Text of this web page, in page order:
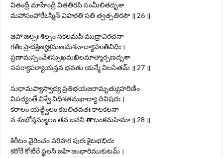
వితంద్రీ మాహేంద్రీ వితతిరపి సంమీలితదృశా
మహాసంహారేఽస్మిన్ విహరతి సతి త్వత్పతిరసౌ ॥ 26 ॥
జపో జల్పః శిల్పం సకలమపి ముద్రావిరచనా
గతిః ప్రాదక్షిణ్యక్రమణమశనాద్యాహుతివిధిః ।
ప్రణామస్సంవేశస్సుఖమఖిలమాత్మార్పణదృశా
సపర్యాపర్యాయస్తవ భవతు యన్మే విలసితమ్ ॥ 27 ॥
సుధామప్యాస్వాద్య ప్రతిభయజరామృత్యుహరిణీం
విపద్యంతే విశ్వే విధిశతమఖాద్యా దివిషదః ।
కరాలం యత్క్ష్వేలం కబలితవతః కాలకలనా
న శంభోస్తన్మూలం తవ జనని తాటంకమహిమా ॥ 28 ॥
కిరీటం వైరించం పరిహర పురః కైటభభిదః
కఠోరే కోటీరే స్ఖలసి జహి జంభారిముకుటమ్ ।